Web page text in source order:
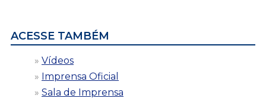
ACESSE TAMBÉM
Vídeos
Imprensa Oficial
Sala de Imprensa